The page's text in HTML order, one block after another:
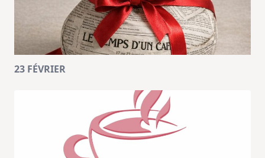
23 FÉVRIER